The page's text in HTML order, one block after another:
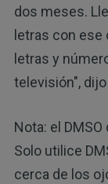
dos meses.
letras con
letras y
televisión",
Nota: el
Solo utilice
cerca de los